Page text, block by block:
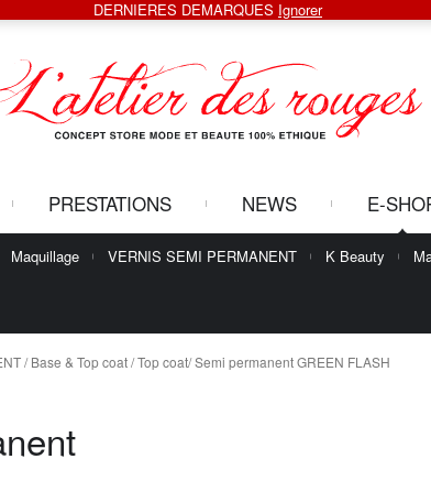
PRESTATIONS NEWS E-
Maquillage VERNIS SEMI PERMANENT K Beauty
/Base & Top coat/ Top coat/ Semi permanent GREEN FLASH
DERNIERES DEMARQUES Ignorer